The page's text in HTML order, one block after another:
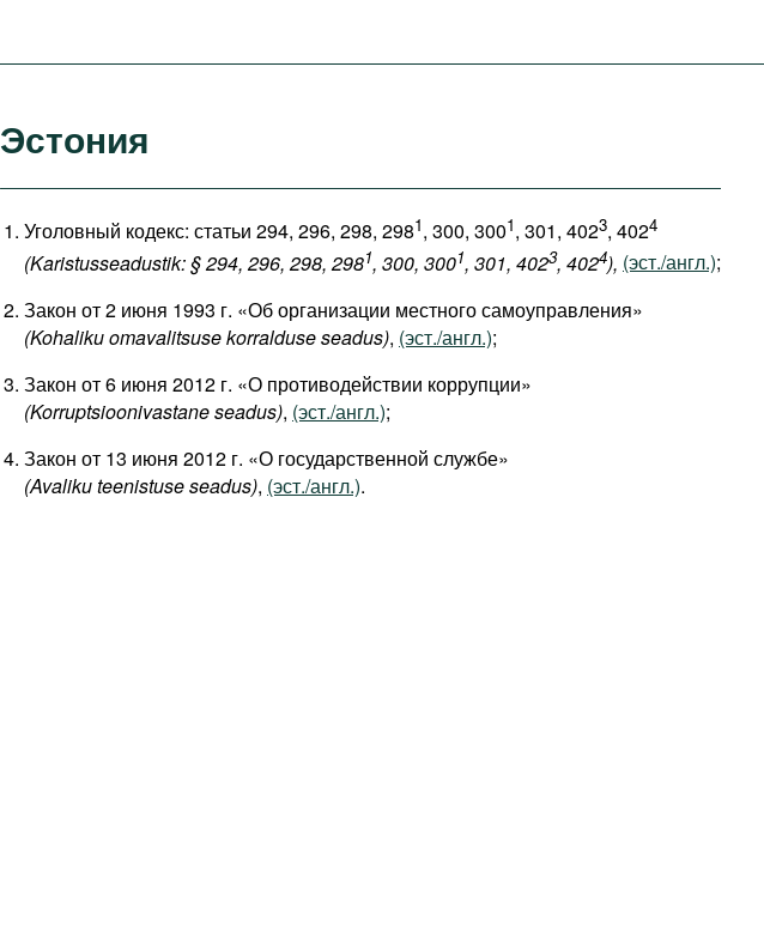
Эстония
Уголовный кодекс: статьи 294, 296, 298, 2981, 300, 3001, 301, 4023, 4024
(Karistusseadustik: § 294, 296, 298, 2981, 300, 3001, 301, 4023, 4024), (эст./англ.);
Закон от 2 июня 1993 г. «Об организации местного самоуправления»
(Kohaliku omavalitsuse korralduse seadus), (эст./англ.);
Закон от 6 июня 2012 г. «О противодействии коррупции»
(Korruptsioonivastane seadus), (эст./англ.);
Закон от 13 июня 2012 г. «О государственной службе»
(Avaliku teenistuse seadus), (эст./англ.).